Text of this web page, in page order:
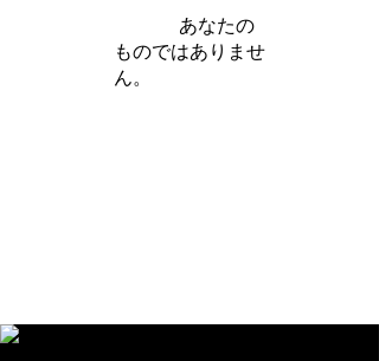
あなたの
ものではありませ
ん。